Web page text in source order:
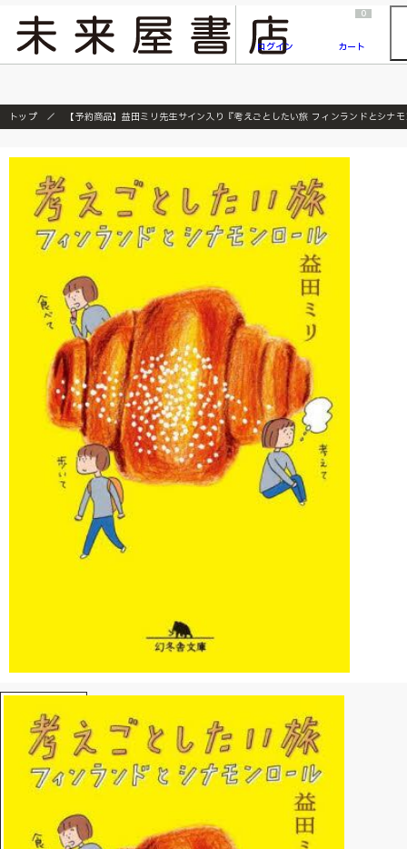
『ONE PIECE magazine 021 ONE PIECEカード付き同梱版』発売延期のご案内
ログイン
0
カート
トップ 【予約商品】益田ミリ先生サイン入り『考えごとしたい旅 フィンランドとシナ